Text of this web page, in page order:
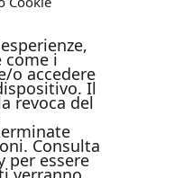
come i
o accedere
Il
revoca del
Consulta
per essere